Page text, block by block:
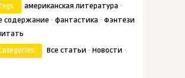
американская литература ·
содержание · фантастика · Фэнтези
Все статьи · Новости ·